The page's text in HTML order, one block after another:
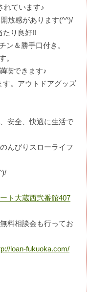
れています♪
放感があります(^^)/
たり良好!!
ン＆勝手口付き。
。
喫できます♪
。アウトドアグッズ
安全、快適に生活で
んびりスローライフ
ト大蔵西弐番館407
料相談会も行ってお
loan-fukuoka.com/